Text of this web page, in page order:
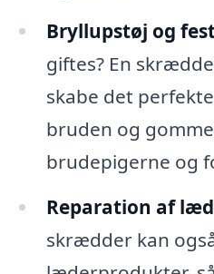
Bryllupstøj og
giftes? En
skabe det
bruden og
brudepigerne og
Reparation af
skrædder kan